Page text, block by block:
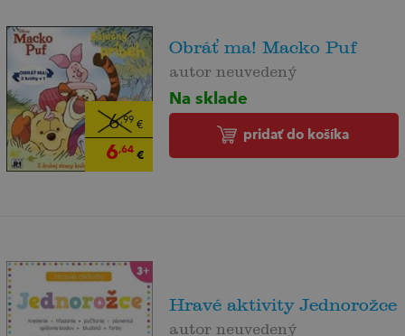
6,99 €
6,64€
Obráť ma! Macko Puf
autor neuvedený
Na sklade
pridať do košíka
Hravé aktivity Jednorožce
autor neuvedený